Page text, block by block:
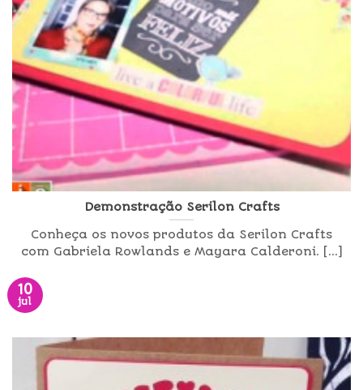
Demonstração Serilon Crafts
Conheça os novos produtos da Serilon Crafts
com Gabriela Rowlands e Mayara Calderoni. [...]
10
jul